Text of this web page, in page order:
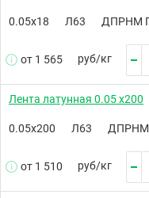
0.05х18 Л63 ДПРНМ
от 1 565 руб/кг
Лента латунная 0.05 х200
0.05х200 Л63 ДПРНМ
от 1 510 руб/кг